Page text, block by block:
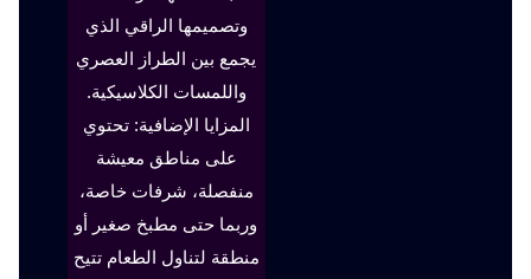
وتصميمها الراقي الذي
يجمع بين الطراز العصري
واللمسات الكلاسيكية.
المزايا الإضافية: تحتوي
على مناطق معيشة
منفصلة، شرفات خاصة،
وربما حتى مطبخ صغير أو
منطقة لتناول الطعام تتيح